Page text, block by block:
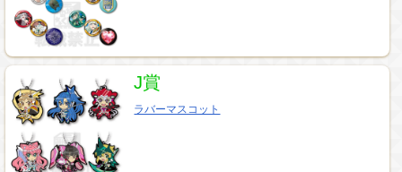
J賞
ラバーマスコット